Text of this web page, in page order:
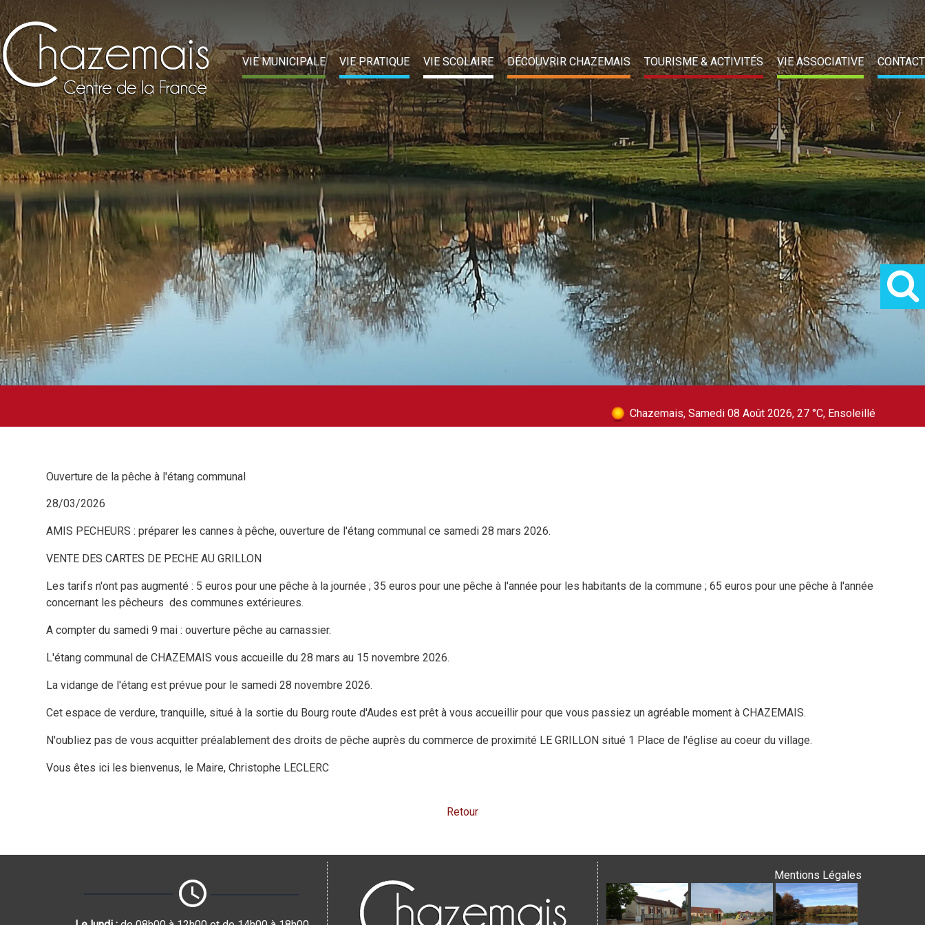
VIE MUNICIPALE VIE PRATIQUE VIE SCOLAIRE DÉCOUVRIR CHAZEMAIS TOURISME & ACTIVITÉS VIE ASSOCIATIVE CONTACT
Chazemais, Samedi 08 Août 2026, 27 °C, Ensoleillé
Ouverture de la pêche à l'étang communal
28/03/2026
AMIS PECHEURS : préparer les cannes à pêche, ouverture de l'étang communal ce samedi 28 mars 2026.
VENTE DES CARTES DE PECHE AU GRILLON
Les tarifs n'ont pas augmenté : 5 euros pour une pêche à la journée ; 35 euros pour une pêche à l'année pour les habitants de la commune ; 65 euros pour une pêche à l'année
concernant les pêcheurs des communes extérieures.
A compter du samedi 9 mai : ouverture pêche au carnassier.
L'étang communal de CHAZEMAIS vous accueille du 28 mars au 15 novembre 2026.
La vidange de l'étang est prévue pour le samedi 28 novembre 2026.
Cet espace de verdure, tranquille, situé à la sortie du Bourg route d'Audes est prêt à vous accueillir pour que vous passiez un agréable moment à CHAZEMAIS.
N'oubliez pas de vous acquitter préalablement des droits de pêche auprès du commerce de proximité LE GRILLON situé 1 Place de l'église au coeur du village.
Vous êtes ici les bienvenus, le Maire, Christophe LECLERC
Retour
Mentions Légales